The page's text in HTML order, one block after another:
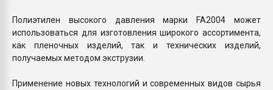
Полиэтилен высокого давления марки FA2004 может
использоваться для изготовления широкого ассортимента,
как пленочных изделий, так и технических изделий,
получаемых методом экструзии.
Применение новых технологий и современных видов сырья